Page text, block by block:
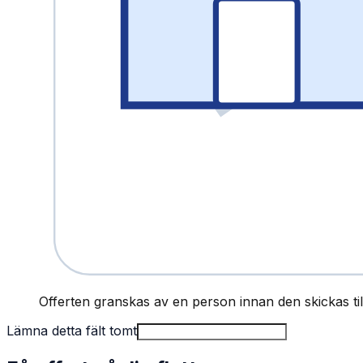
Offerten granskas av en person innan den skickas
Lämna detta fält tomt